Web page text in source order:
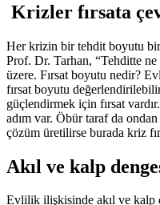
Krizler fırsata
Her krizin bir tehdit boyutu
Prof. Dr. Tarhan, “Tehditte
üzere. Fırsat boyutu nedir?
fırsat boyutu
güçlendirmek için fırsat
adım var. Öbür taraf da
çözüm üretilirse burada kriz
Akıl ve kalp
Evlilik ilişkisinde akıl ve kalp